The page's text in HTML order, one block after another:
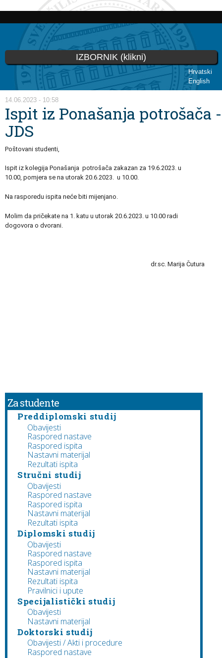
Skoči
glavni
sadržaj
Hrvatski
English
IZBORNIK (klikni)
Vi ste ovdje
14.06.2023 - 10:58
Ispit iz Ponašanja potrošača -
JDS
Poštovani studenti,
Ispit iz kolegija Ponašanja potrošača zakazan za 19.6.2023. u
10.00, pomjera se na utorak 20.6.2023. u 10.00.
Na rasporedu ispita neće biti mijenjano.
Molim da pričekate na 1. katu u utorak 20.6.2023. u 10.00 radi
dogovora o dvorani.
dr.sc. Marija Čutura
Za studente
Preddiplomski studij
Obavijesti
Raspored nastave
Raspored ispita
Nastavni materijal
Rezultati ispita
Stručni studij
Obavijesti
Raspored nastave
Raspored ispita
Nastavni materijal
Rezultati ispita
Diplomski studij
Obavijesti
Raspored nastave
Raspored ispita
Nastavni materijal
Rezultati ispita
Pravilnici i upute
Specijalistički studij
Obavijesti
Nastavni materijal
Doktorski studij
Obavijesti / Akti i procedure
Raspored nastave